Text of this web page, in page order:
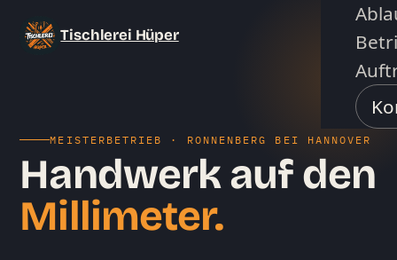
Tischlerei Hüper
MEISTERBETRIEB · RONNENBERG BEI HANNOVER
Handwerk auf den
Millimeter.